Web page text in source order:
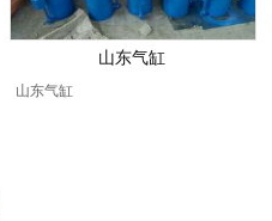
山东气缸
山东气缸